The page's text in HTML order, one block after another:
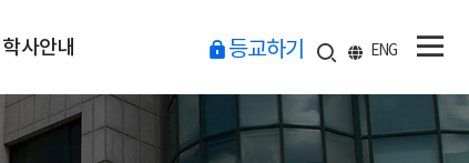
학사안내 등교하기 ENG